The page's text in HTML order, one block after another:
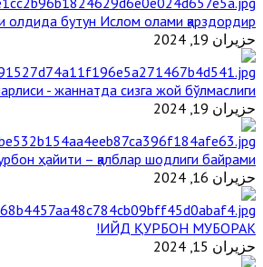
олдида бутун Ислом олами қарздордир
حزيران 19, 2024
- жаннатда сизга жой бўлмаслиги!
حزيران 19, 2024
ҳайити – қалблар шодлиги байрами
حزيران 16, 2024
ИЙД ҚУРБОН МУБОРАК!
حزيران 15, 2024